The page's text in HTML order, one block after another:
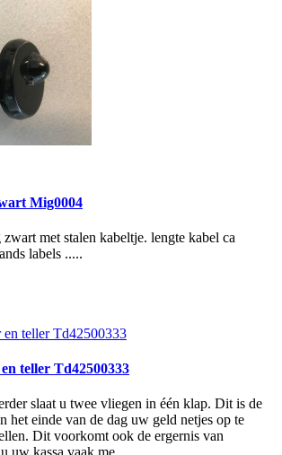
Mig0004
met stalen kabeltje. lengte kabel ca
labels .....
teller Td42500333
slaat u twee vliegen in één klap. Dit is de
het einde van de dag uw geld netjes op te
Dit voorkomt ook de ergernis van